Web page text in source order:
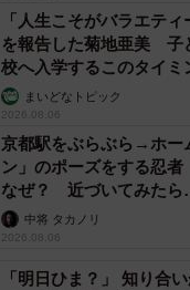
「人生こそがバラエテ
を報告した菊地亜美 子
校へ入学するこのタイミ
まいどなトピック
2026.08.06
京都駅をぶらぶら→ホー
ン」のポーズをする忍
なぜ？ 近づいてみた
未熟」中将 タカノリ
2026.08.06
「明日ひま？」 知り合